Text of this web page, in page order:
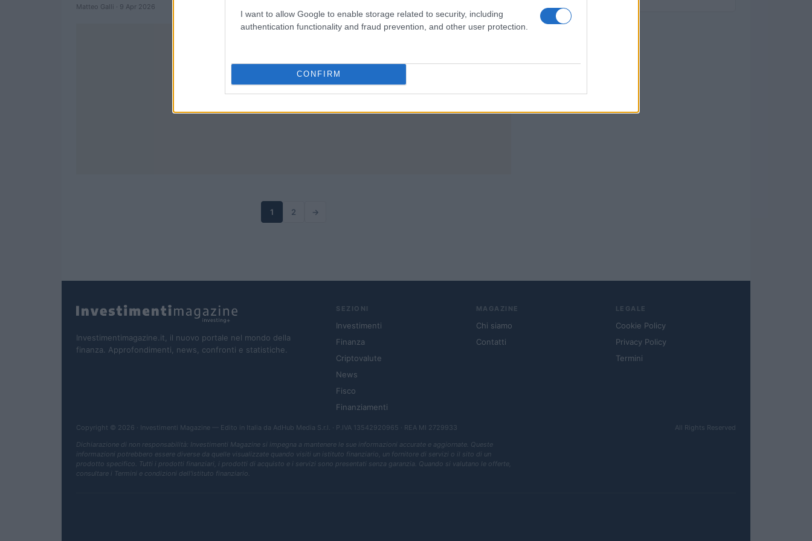
I want to allow Google to enable storage related to security, including
authentication functionality and fraud prevention, and other user protection.
CONFIRM
Matteo Galli · 9 Apr 2026
1 2 →
Investimentimagazine.it, il nuovo portale nel mondo della
finanza. Approfondimenti, news, confronti e statistiche.
SEZIONI
Investimenti
Finanza
Criptovalute
News
Fisco
Finanziamenti
MAGAZINE
Chi siamo
Contatti
LEGALE
Cookie Policy
Privacy Policy
Termini
Copyright © 2026 · Investimenti Magazine — Edito in Italia da AdHub Media S.r.l. · P.IVA 13542920965 · REA MI 2729933
All Rights Reserved
Dichiarazione di non responsabilità: Investimenti Magazine si impegna a mantenere le sue informazioni accurate e aggiornate. Queste
informazioni potrebbero essere diverse da quelle visualizzate quando visiti un istituto finanziario, un fornitore di servizi o il sito di un
prodotto specifico. Tutti i prodotti finanziari, i prodotti di acquisto e i servizi sono presentati senza garanzia. Quando si valutano le offerte,
consultare i Termini e condizioni dell'istituto finanziario.